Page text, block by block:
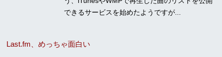
できるサービスを始めたようですが...
Last.fm、めっちゃ面白い